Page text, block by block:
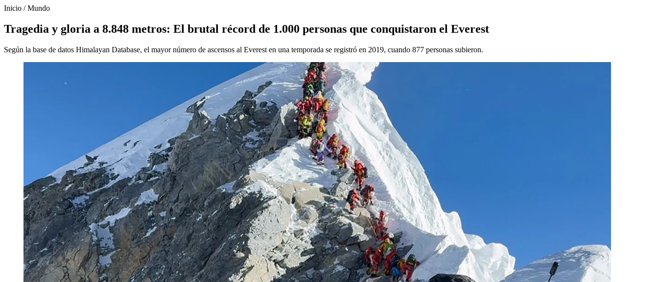
Inicio /Mundo
Tragedia y gloria a 8.848 metros: El brutal récord de 1.000 personas que conquistaron el Everest
Según la base de datos Himalayan Database, el mayor número de ascensos al Everest en una temporada se registró en 2019, cuando 877 personas subieron.